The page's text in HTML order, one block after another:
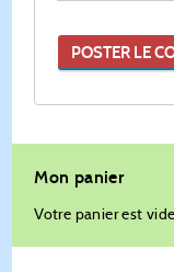
POSTER LE
Mon panier
Votre panier est